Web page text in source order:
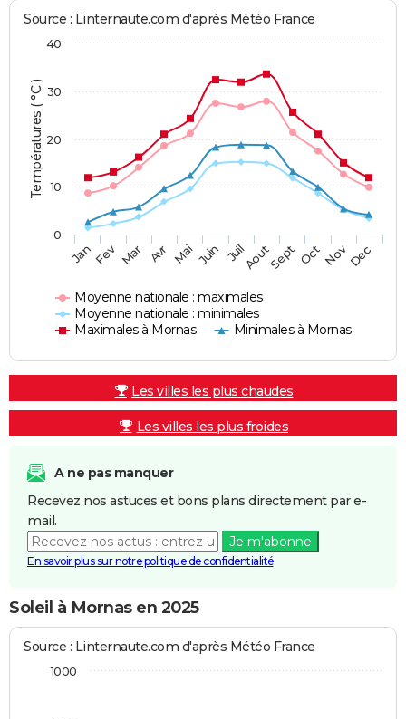
Températures ( °C )
Source : Linternaute.com d'après Météo France
Moyenne nationale : maximales
Moyenne nationale : minimales
Maximales à Mornas
Minimales à Mornas
JanFev Mar Avr Mai Juin JuilAoutSept OctNovDec
0
10
20
30
40
Les villes les plus chaudes
Les villes les plus froides
A ne pas manquer
Recevez nos astuces et bons plans directement par e-
mail.
Je m'abonne
En savoir plus sur notre politique de confidentialité
Soleil à Mornas en 2025
Source : Linternaute.com d'après Météo France
1000